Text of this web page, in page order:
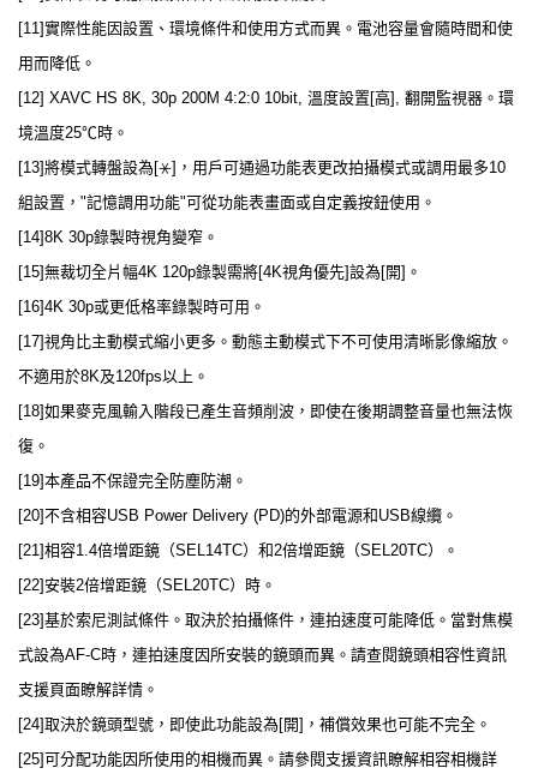
[11]實際性能因設置、環境條件和使用方式而異。電池容量會隨時間和使
用而降低。
[12] XAVC HS 8K, 30p 200M 4:2:0 10bit, 溫度設置[高], 翻開監視器。環
境溫度25℃時。
[13]將模式轉盤設為[⚹]，用戶可通過功能表更改拍攝模式或調用最多10
組設置，"記憶調用功能"可從功能表畫面或自定義按鈕使用。
[14]8K 30p錄製時視角變窄。
[15]無裁切全片幅4K 120p錄製需將[4K視角優先]設為[開]。
[16]4K 30p或更低格率錄製時可用。
[17]視角比主動模式縮小更多。動態主動模式下不可使用清晰影像縮放。
不適用於8K及120fps以上。
[18]如果麥克風輸入階段已產生音頻削波，即使在後期調整音量也無法恢
復。
[19]本產品不保證完全防塵防潮。
[20]不含相容USB Power Delivery (PD)的外部電源和USB線纜。
[21]相容1.4倍增距鏡（SEL14TC）和2倍增距鏡（SEL20TC）。
[22]安裝2倍增距鏡（SEL20TC）時。
[23]基於索尼測試條件。取決於拍攝條件，連拍速度可能降低。當對焦模
式設為AF-C時，連拍速度因所安裝的鏡頭而異。請查閱鏡頭相容性資訊
支援頁面瞭解詳情。
[24]取決於鏡頭型號，即使此功能設為[開]，補償效果也可能不完全。
[25]可分配功能因所使用的相機而異。請參閱支援資訊瞭解相容相機詳